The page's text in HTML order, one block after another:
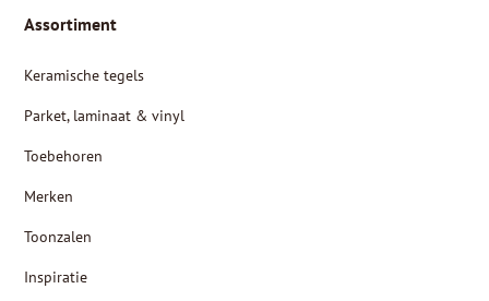
Assortiment
Keramische tegels
Parket, laminaat & vinyl
Toebehoren
Merken
Toonzalen
Inspiratie